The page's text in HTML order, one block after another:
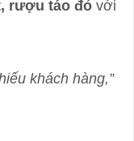
rượu táo đỏ với
khách hàng,”